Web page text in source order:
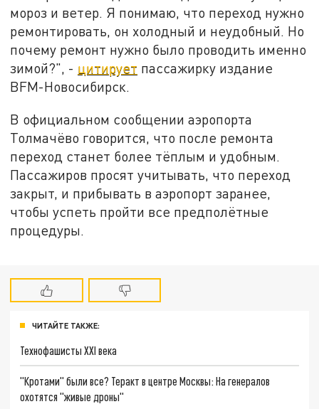
мороз и ветер. Я понимаю, что переход нужно
ремонтировать, он холодный и неудобный. Но
почему ремонт нужно было проводить именно
зимой?", - цитирует пассажирку издание
BFM-Новосибирск.
В официальном сообщении аэропорта
Толмачёво говорится, что после ремонта
переход станет более тёплым и удобным.
Пассажиров просят учитывать, что переход
закрыт, и прибывать в аэропорт заранее,
чтобы успеть пройти все предполётные
процедуры.
ЧИТАЙТЕ ТАКЖЕ:
Технофашисты XXI века
"Кротами" были все? Теракт в центре Москвы: На генералов
охотятся "живые дроны"